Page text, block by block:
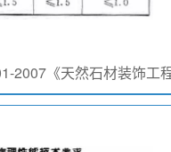
2007《天然石材装饰工